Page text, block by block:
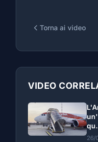
Torna ai video
VIDEO
26/